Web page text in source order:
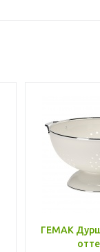
ГЕМАК